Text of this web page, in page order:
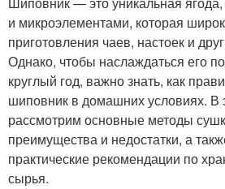
и микроэлементами, которая
приготовления чаев, настоек и
Однако, чтобы наслаждаться его
круглый год, важно знать, как
шиповник в домашних условиях. В
рассмотрим основные методы
преимущества и недостатки, а
практические рекомендации по
сырья.